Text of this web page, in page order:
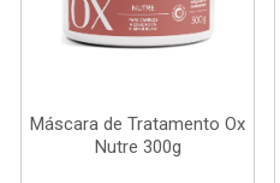
Máscara de Tratamento Ox
Nutre 300g